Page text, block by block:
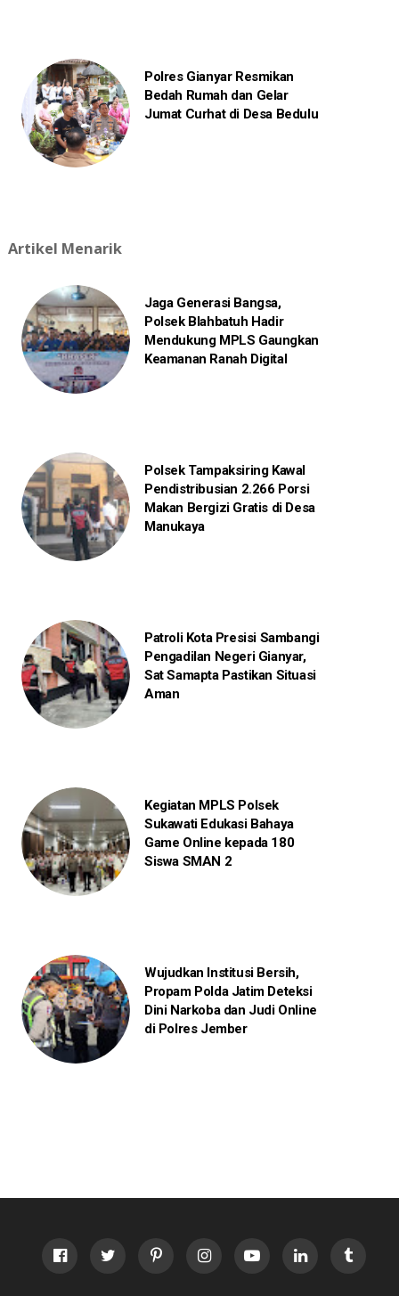
Polres Gianyar Resmikan
Bedah Rumah dan Gelar
Jumat Curhat di Desa Bedulu
Artikel Menarik
Jaga Generasi Bangsa,
Polsek Blahbatuh Hadir
Mendukung MPLS Gaungkan
Keamanan Ranah Digital
Polsek Tampaksiring Kawal
Pendistribusian 2.266 Porsi
Makan Bergizi Gratis di Desa
Manukaya
Patroli Kota Presisi Sambangi
Pengadilan Negeri Gianyar,
Sat Samapta Pastikan Situasi
Aman
Kegiatan MPLS Polsek
Sukawati Edukasi Bahaya
Game Online kepada 180
Siswa SMAN 2
Wujudkan Institusi Bersih,
Propam Polda Jatim Deteksi
Dini Narkoba dan Judi Online
di Polres Jember